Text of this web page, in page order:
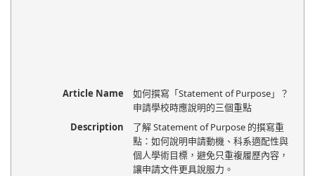
Article Name
如何撰寫「Statement of Purpose」？
申請學校時應說明的三個重點
Description
了解 Statement of Purpose 的撰寫重
點：如何說明申請動機、科系適配性與
個人學術目標，避免只重複履歷內容，
讓申請文件更具說服力。